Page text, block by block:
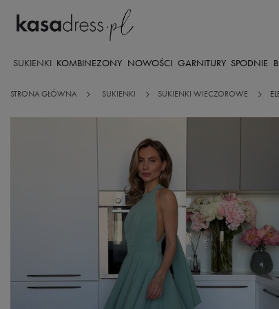
SUKIENKI KOMBINEZONY NOWOŚCI GARNITURY SPODNIE
STRONA GŁÓWNA SUKIENKI SUKIENKI WIECZOROWE